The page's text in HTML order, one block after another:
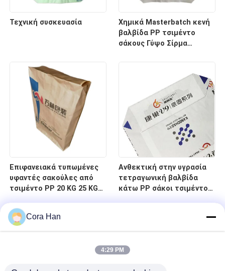
Τεχνική συσκευασία
Χημικά Masterbatch κενή
βαλβίδα PP τσιμέντο
σάκους Γύψο Σίρμα
Επιφανειακά τυπωμένες
υφαντές σακούλες από
τσιμέντο PP 20 KG 25 KG
Ανθεκτική στην υγρασία
τετραγωνική βαλβίδα
κάτω PP σάκοι τσιμέντου
Cora Han
4:29 PM